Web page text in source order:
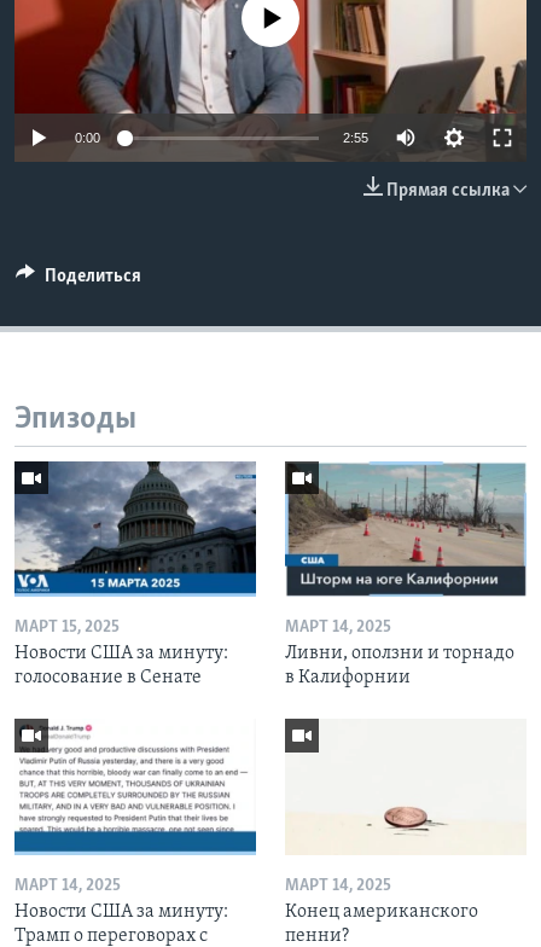
Learning English
СОЦИАЛЬНЫЕ СЕТИ
No media source currently available
0:00 2:55
Прямая ссылка
Поделиться
Эпизоды
МАРТ 15, 2025
Новости США за минуту:
голосование в Сенате
МАРТ 14, 2025
Ливни, оползни и торнадо
в Калифорнии
МАРТ 14, 2025
Новости США за минуту:
Трамп о переговорах с
МАРТ 14, 2025
Конец американского
пенни?